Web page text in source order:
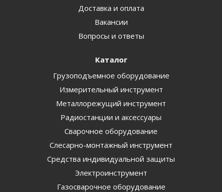
Доставка и оплата
Вакансии
Вопросы и ответы
Каталог
Грузоподъемное оборудование
Измерительный инструмент
Металлорежущий инструмент
Радиостанции и аксессуары
Сварочное оборудование
Слесарно-монтажный инструмент
Средства индивидуальной защиты
Электроинструмент
Газосварочное оборудование